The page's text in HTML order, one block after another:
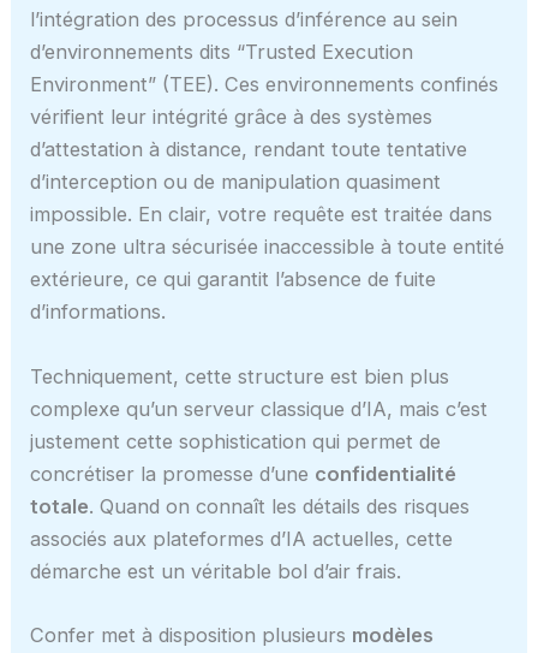
l’intégration des processus d’inférence au sein
d’environnements dits “Trusted Execution
Environment” (TEE). Ces environnements confinés
vérifient leur intégrité grâce à des systèmes
d’attestation à distance, rendant toute tentative
d’interception ou de manipulation quasiment
impossible. En clair, votre requête est traitée dans
une zone ultra sécurisée inaccessible à toute entité
extérieure, ce qui garantit l’absence de fuite
d’informations.
Techniquement, cette structure est bien plus
complexe qu’un serveur classique d’IA, mais c’est
justement cette sophistication qui permet de
concrétiser la promesse d’une confidentialité
totale. Quand on connaît les détails des risques
associés aux plateformes d’IA actuelles, cette
démarche est un véritable bol d’air frais.
Confer met à disposition plusieurs modèles